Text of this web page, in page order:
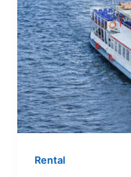
Rental